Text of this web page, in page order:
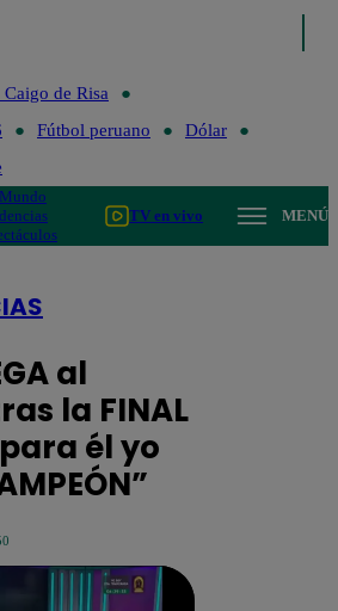
Caigo de Risa
Fútbol peruano
Dólar
Mundo
TV en vivo MENÚ
al
la FINAL
él yo